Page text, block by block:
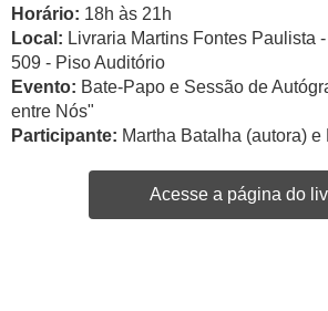
Horário: 18h às 21h
Local: Livraria Martins Fontes Paulista
509 - Piso Auditório
Evento: Bate-Papo e Sessão de
entre Nós"
Participante: Martha Batalha (autora) e
Acesse a página do